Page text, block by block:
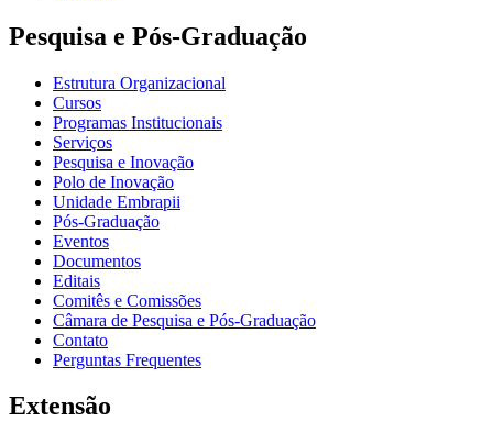
Pesquisa e Pós-Graduação
Estrutura Organizacional
Cursos
Programas Institucionais
Serviços
Pesquisa e Inovação
Polo de Inovação
Unidade Embrapii
Pós-Graduação
Eventos
Documentos
Editais
Comitês e Comissões
Câmara de Pesquisa e Pós-Graduação
Contato
Perguntas Frequentes
Extensão